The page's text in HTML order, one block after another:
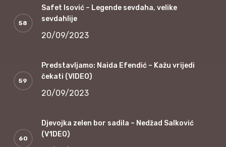
Safet Isović – Legende sevdaha, velike
sevdahlije
20/09/2023
Predstavljamo: Naida Efendić – Kažu vrijedi
čekati (VIDEO)
20/09/2023
Djevojka zelen bor sadila – Nedžad Salković
(V1DEO)